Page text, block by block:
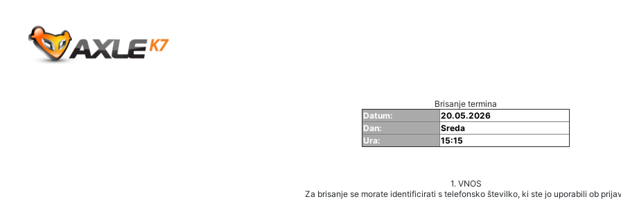
Brisanje termina
Datum:
20.05.2026
Dan:
Sreda
Ura:
15:15
1. VNOS
Za brisanje se morate identificirati s telefonsko številko, ki ste jo uporabili ob